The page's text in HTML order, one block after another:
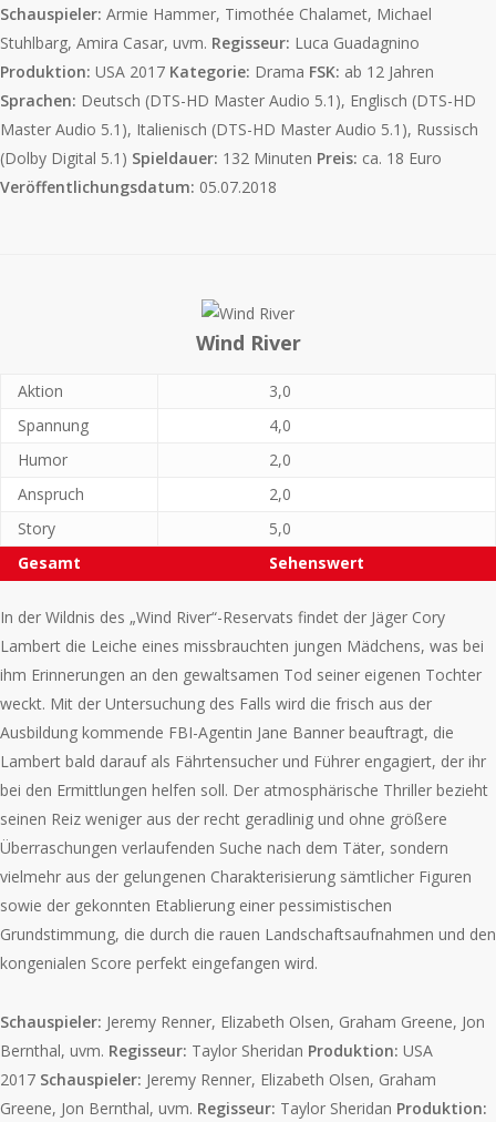
Schauspieler: Armie Hammer, Timothée Chalamet, Michael
Stuhlbarg, Amira Casar, uvm. Regisseur: Luca Guadagnino
Produktion: USA 2017 Kategorie: Drama FSK: ab 12 Jahren
Sprachen: Deutsch (DTS-HD Master Audio 5.1), Englisch (DTS-HD
Master Audio 5.1), Italienisch (DTS-HD Master Audio 5.1), Russisch
(Dolby Digital 5.1) Spieldauer: 132 Minuten Preis: ca. 18 Euro
Veröffentlichungsdatum: 05.07.2018
Wind River
Aktion
3,0
Spannung
4,0
Humor
2,0
Anspruch
2,0
Story
5,0
Gesamt
Sehenswert
In der Wildnis des „Wind River“-Reservats findet der Jäger Cory
Lambert die Leiche eines missbrauchten jungen Mädchens, was bei
ihm Erinnerungen an den gewaltsamen Tod seiner eigenen Tochter
weckt. Mit der Untersuchung des Falls wird die frisch aus der
Ausbildung kommende FBI-Agentin Jane Banner beauftragt, die
Lambert bald darauf als Fährtensucher und Führer engagiert, der ihr
bei den Ermittlungen helfen soll. Der atmosphärische Thriller bezieht
seinen Reiz weniger aus der recht geradlinig und ohne größere
Überraschungen verlaufenden Suche nach dem Täter, sondern
vielmehr aus der gelungenen Charakterisierung sämtlicher Figuren
sowie der gekonnten Etablierung einer pessimistischen
Grundstimmung, die durch die rauen Landschaftsaufnahmen und den
kongenialen Score perfekt eingefangen wird.
Schauspieler: Jeremy Renner, Elizabeth Olsen, Graham Greene, Jon
Bernthal, uvm. Regisseur: Taylor Sheridan Produktion: USA
2017 Schauspieler: Jeremy Renner, Elizabeth Olsen, Graham
Greene, Jon Bernthal, uvm. Regisseur: Taylor Sheridan Produktion: